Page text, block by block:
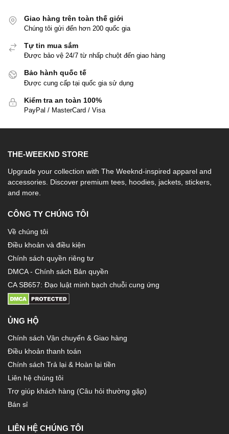
Giao hàng trên toàn thế giới
Chúng tôi gửi đến hơn 200 quốc gia
Tự tin mua sắm
Được bảo vệ 24/7 từ nhấp chuột đến giao hàng
Bảo hành quốc tế
Được cung cấp tại quốc gia sử dụng
Kiểm tra an toàn 100%
PayPal / MasterCard / Visa
THE-WEEKND STORE
Upgrade your collection with The Weeknd-inspired apparel and
accessories. Discover premium tees, hoodies, jackets, stickers,
and more.
CÔNG TY CHÚNG TÔI
Về chúng tôi
Điều khoản và điều kiện
Chính sách quyền riêng tư
DMCA - Chính sách Bản quyền
CA SB657: Đạo luật minh bạch chuỗi cung ứng
ỦNG HỘ
Chính sách Vận chuyển & Giao hàng
Điều khoản thanh toán
Chính sách Trả lại & Hoàn lại tiền
Liên hệ chúng tôi
Trợ giúp khách hàng (Câu hỏi thường gặp)
Bán sỉ
LIÊN HỆ CHÚNG TÔI